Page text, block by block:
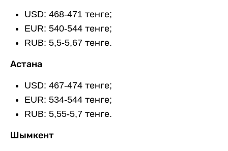
USD: 468-471 тенге;
EUR: 540-544 тенге;
RUB: 5,5-5,67 тенге.
Астана
USD: 467-474 тенге;
EUR: 534-544 тенге;
RUB: 5,55-5,7 тенге.
Шымкент